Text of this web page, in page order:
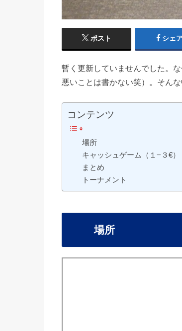
ポスト シェ
暫く更新していませんでした。
悪いことは書かない笑）。そん
コンテンツ
場所
キャッシュゲーム（１−３€）
まとめ
トーナメント
場所